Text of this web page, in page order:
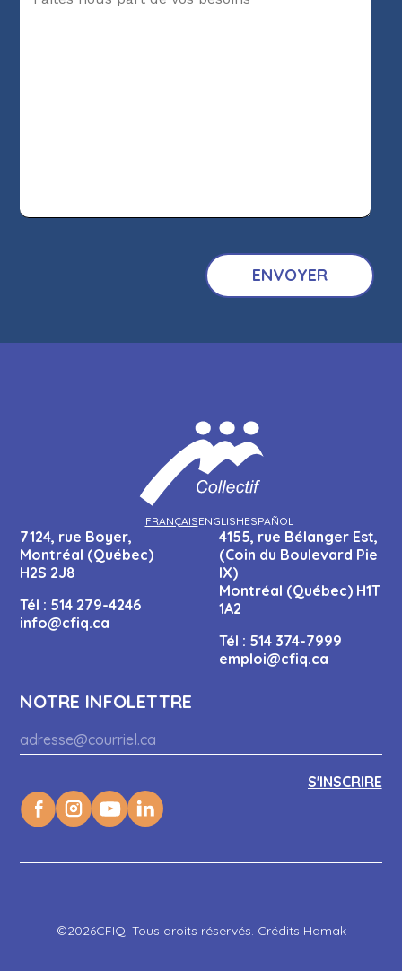
FRANÇAISENGLISHESPAÑOL
7124, rue Boyer,
Montréal (Québec)
H2S 2J8
Tél : 514 279-4246
info@cfiq.ca
4155, rue Bélanger Est,
(Coin du Boulevard Pie
IX)
Montréal (Québec) H1T
1A2
Tél : 514 374-7999
emploi@cfiq.ca
NOTRE INFOLETTRE
©2026CFIQ. Tous droits réservés. Crédits Hamak